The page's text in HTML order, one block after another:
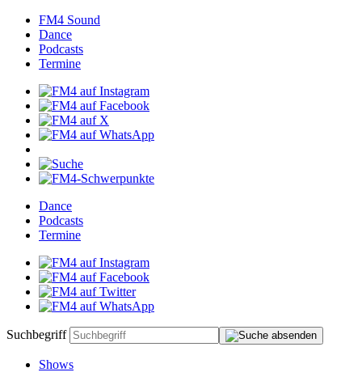
FM4Sound
Dance
Podcasts
Termine
Dance
Podcasts
Termine
Suchbegriff
Shows